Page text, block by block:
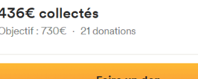
Localización|Fotos|Comentarios y
frontón